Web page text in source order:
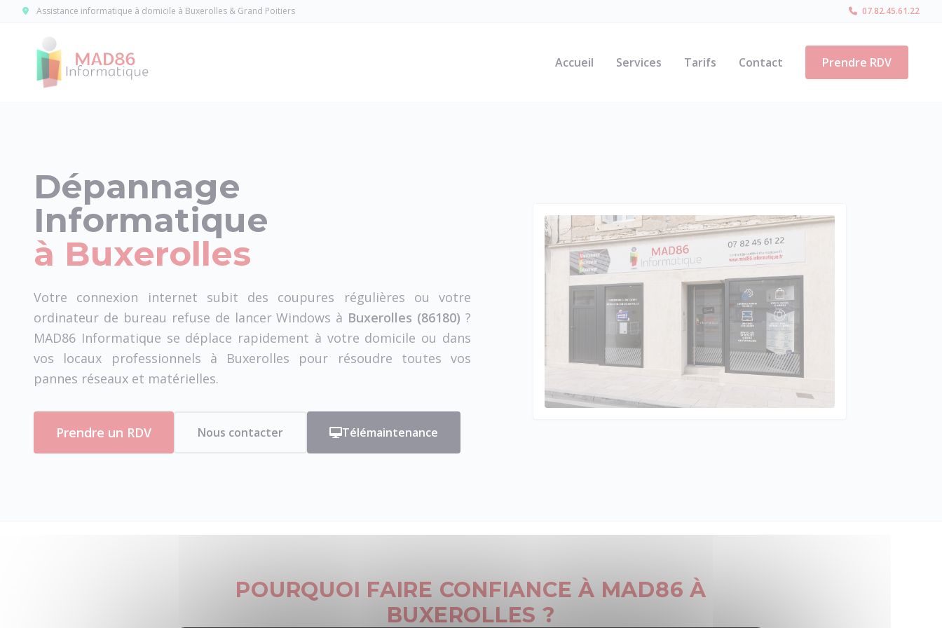
Assistance informatique à domicile à Buxerolles & Grand Poitiers 07.82.45.61.22
Accueil Services Tarifs Contact Prendre RDV
Dépannage
Informatique
à Buxerolles
Votre connexion internet subit des coupures régulières ou votre
ordinateur de bureau refuse de lancer Windows à Buxerolles (86180) ?
MAD86 Informatique se déplace rapidement à votre domicile ou dans
vos locaux professionnels à Buxerolles pour résoudre toutes vos
pannes réseaux et matérielles.
Prendre un RDV Nous contacter Télémaintenance
POURQUOI FAIRE CONFIANCE À MAD86 À
BUXEROLLES ?
Panneau de gestion des cookies